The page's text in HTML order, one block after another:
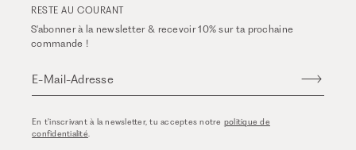
RESTE AU COURANT
S'abonner à la newsletter & recevoir 10% sur ta prochaine
commande !
E-Mail-Adresse
En t'inscrivant à la newsletter, tu acceptes notre politique de
confidentialité.